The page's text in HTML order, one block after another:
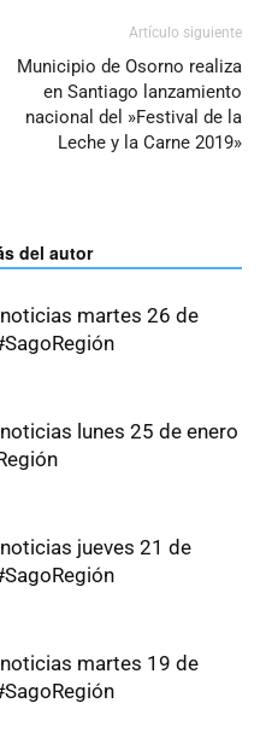
Artículo siguiente
Municipio de Osorno realiza
en Santiago lanzamiento
nacional del »Festival de la
Leche y la Carne 2019»
del autor
martes 26 de
lunes 25 de enero
jueves 21 de
martes 19 de